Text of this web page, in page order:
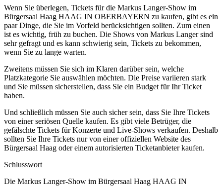
Wenn Sie überlegen, Tickets für die Markus Langer-Show im
Bürgersaal Haag HAAG IN OBERBAYERN zu kaufen, gibt es ein
paar Dinge, die Sie im Vorfeld berücksichtigen sollten. Zum einen
ist es wichtig, früh zu buchen. Die Shows von Markus Langer sind
sehr gefragt und es kann schwierig sein, Tickets zu bekommen,
wenn Sie zu lange warten.
Zweitens müssen Sie sich im Klaren darüber sein, welche
Platzkategorie Sie auswählen möchten. Die Preise variieren stark
und Sie müssen sicherstellen, dass Sie ein Budget für Ihr Ticket
haben.
Und schließlich müssen Sie auch sicher sein, dass Sie Ihre Tickets
von einer seriösen Quelle kaufen. Es gibt viele Betrüger, die
gefälschte Tickets für Konzerte und Live-Shows verkaufen. Deshalb
sollten Sie Ihre Tickets nur von einer offiziellen Website des
Bürgersaal Haag oder einem autorisierten Ticketanbieter kaufen.
Schlusswort
Die Markus Langer-Show im Bürgersaal Haag HAAG IN